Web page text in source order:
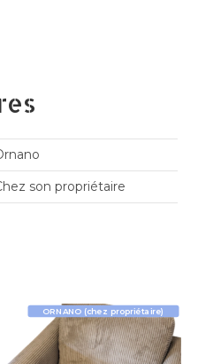
son propriétaire
ORNANO (chez propriétaire)